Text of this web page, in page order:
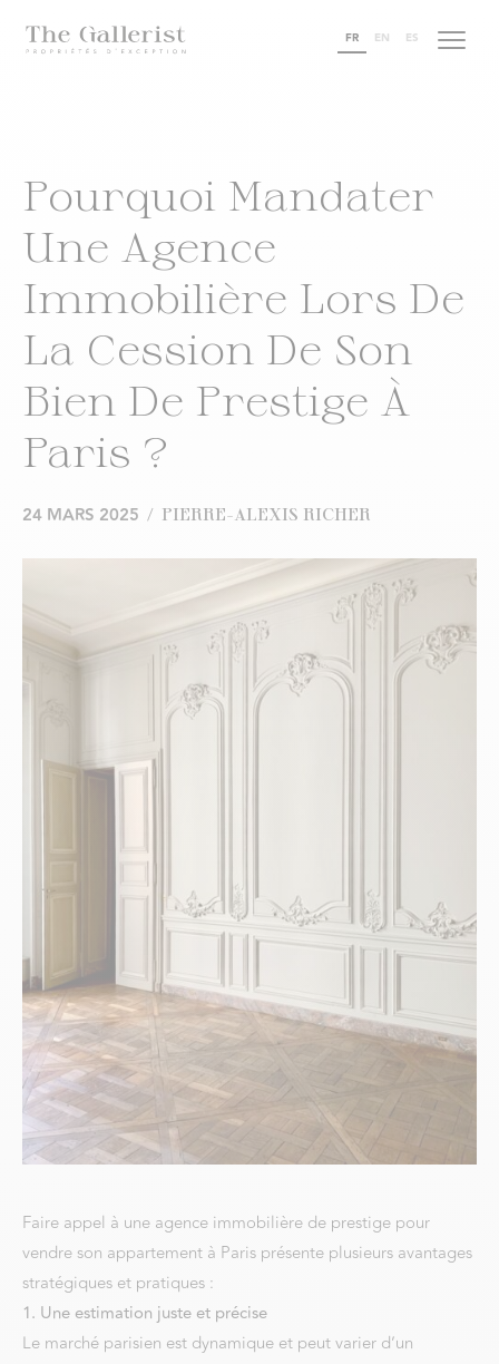
FR EN ES
Pourquoi Mandater
Une Agence
Immobilière Lors De
La Cession De Son
Bien De Prestige À
Paris ?
24 MARS 2025 / PIERRE-ALEXIS RICHER
Faire appel à une agence immobilière de prestige pour
vendre son appartement à Paris présente plusieurs avantages
stratégiques et pratiques :
1. Une estimation juste et précise
Le marché parisien est dynamique et peut varier d’un